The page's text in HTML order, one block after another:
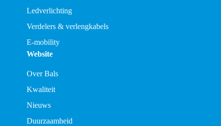
Ledverlichting
Verdelers & verlengkabels
E-mobility
Website
Over Bals
Kwaliteit
Nieuws
Duurzaamheid